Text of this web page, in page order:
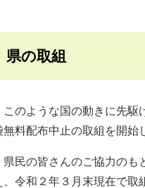
県の取組
のような国の動きに先駆
無料配布中止の取組を開始
民の皆さんのご協力のも
、令和２年３月末現在で取